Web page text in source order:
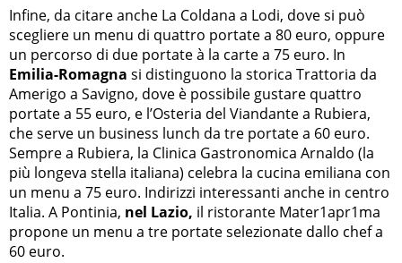
Infine, da citare anche La Coldana a Lodi, dove si può
scegliere un menu di quattro portate a 80 euro, oppure
un percorso di due portate à la carte a 75 euro. In
Emilia-Romagna si distinguono la storica Trattoria da
Amerigo a Savigno, dove è possibile gustare quattro
portate a 55 euro, e l’Osteria del Viandante a Rubiera,
che serve un business lunch da tre portate a 60 euro.
Sempre a Rubiera, la Clinica Gastronomica Arnaldo (la
più longeva stella italiana) celebra la cucina emiliana con
un menu a 75 euro. Indirizzi interessanti anche in centro
Italia. A Pontinia, nel Lazio, il ristorante Mater1apr1ma
propone un menu a tre portate selezionate dallo chef a
60 euro.